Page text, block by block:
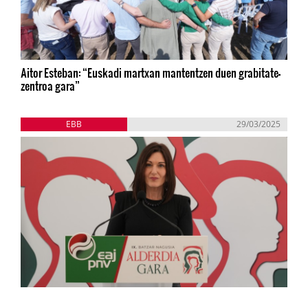
Aitor Esteban: “Euskadi martxan mantentzen duen grabitate-
zentroa gara”
EBB 29/03/2025